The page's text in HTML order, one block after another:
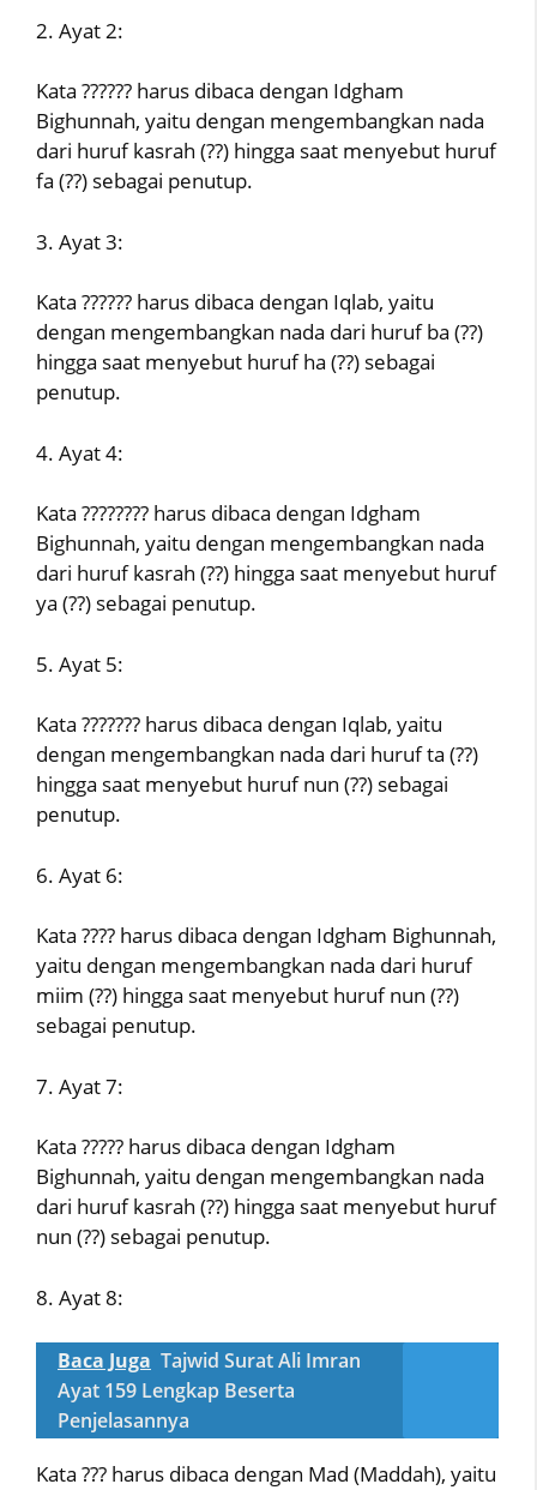
2. Ayat 2:
Kata ?????? harus dibaca dengan Idgham
Bighunnah, yaitu dengan mengembangkan nada
dari huruf kasrah (??) hingga saat menyebut huruf
fa (??) sebagai penutup.
3. Ayat 3:
Kata ?????? harus dibaca dengan Iqlab, yaitu
dengan mengembangkan nada dari huruf ba (??)
hingga saat menyebut huruf ha (??) sebagai
penutup.
4. Ayat 4:
Kata ???????? harus dibaca dengan Idgham
Bighunnah, yaitu dengan mengembangkan nada
dari huruf kasrah (??) hingga saat menyebut huruf
ya (??) sebagai penutup.
5. Ayat 5:
Kata ??????? harus dibaca dengan Iqlab, yaitu
dengan mengembangkan nada dari huruf ta (??)
hingga saat menyebut huruf nun (??) sebagai
penutup.
6. Ayat 6:
Kata ???? harus dibaca dengan Idgham Bighunnah,
yaitu dengan mengembangkan nada dari huruf
miim (??) hingga saat menyebut huruf nun (??)
sebagai penutup.
7. Ayat 7:
Kata ????? harus dibaca dengan Idgham
Bighunnah, yaitu dengan mengembangkan nada
dari huruf kasrah (??) hingga saat menyebut huruf
nun (??) sebagai penutup.
8. Ayat 8:
Baca Juga Tajwid Surat Ali Imran
Ayat 159 Lengkap Beserta
Penjelasannya
Kata ??? harus dibaca dengan Mad (Maddah), yaitu